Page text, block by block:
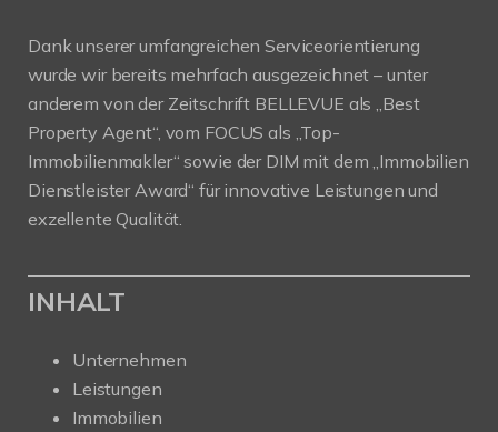
Dank unserer umfangreichen Serviceorientierung
wurde wir bereits mehrfach ausgezeichnet – unter
anderem von der Zeitschrift BELLEVUE als „Best
Property Agent“, vom FOCUS als „Top-
Immobilienmakler“ sowie der DIM mit dem „Immobilien
Dienstleister Award“ für innovative Leistungen und
exzellente Qualität.
INHALT
Unternehmen
Leistungen
Immobilien